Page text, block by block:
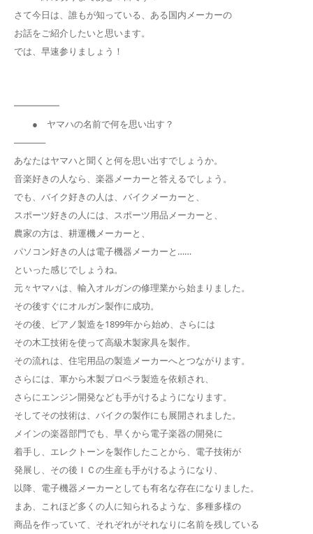
さて今日は、誰もが知っている、ある国内メーカーの
お話をご紹介したいと思います。
では、早速参りましょう！
━━━━━
● ヤマハの名前で何を思い出す？
─────
あなたはヤマハと聞くと何を思い出すでしょうか。
音楽好きの人なら、楽器メーカーと答えるでしょう。
でも、バイク好きの人は、バイクメーカーと、
スポーツ好きの人には、スポーツ用品メーカーと、
農家の方は、耕運機メーカーと、
パソコン好きの人は電子機器メーカーと……
といった感じでしょうね。
元々ヤマハは、輸入オルガンの修理業から始まりました。
その後すぐにオルガン製作に成功。
その後、ピアノ製造を1899年から始め、さらには
その木工技術を使って高級木製家具を製作。
その流れは、住宅用品の製造メーカーへとつながります。
さらには、軍から木製プロペラ製造を依頼され、
さらにエンジン開発なども手がけるようになります。
そしてその技術は、バイクの製作にも展開されました。
メインの楽器部門でも、早くから電子楽器の開発に
着手し、エレクトーンを製作したことから、電子技術が
発展し、その後ＩＣの生産も手がけるようになり、
以降、電子機器メーカーとしても有名な存在になりました。
まあ、これほど多くの人に知られるような、多種多様の
商品を作っていて、それぞれがそれなりに名前を残している